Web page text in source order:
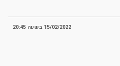
15/02/2022 בשעה 20:45